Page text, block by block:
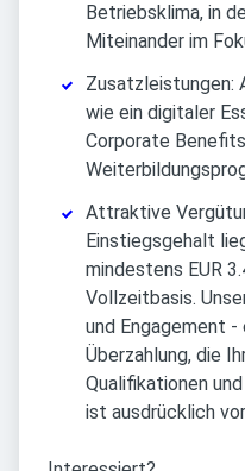
Betriebsklima, in
Miteinander im
Zusatzleistungen:
wie ein digitaler
Corporate
Attraktive
Einstiegsgehalt
mindestens EUR
Vollzeitbasis.
und Engagement
Überzahlung, die
Qualifikationen
ist ausdrücklich